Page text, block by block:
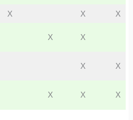
X X X
X X
X X
X X X